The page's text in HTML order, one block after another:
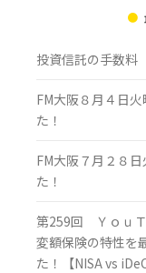
投資信託の手数料
FM大阪８月４日
た！
FM大阪７月２８
た！
第259回 ＹｏｕＴ
変額保険の特性を
た！【NISA vs